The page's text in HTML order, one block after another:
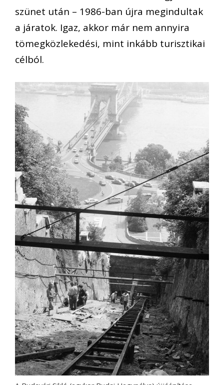
szünet után – 1986-ban újra megindultak
a járatok. Igaz, akkor már nem annyira
tömegközlekedési, mint inkább turisztikai
célból.